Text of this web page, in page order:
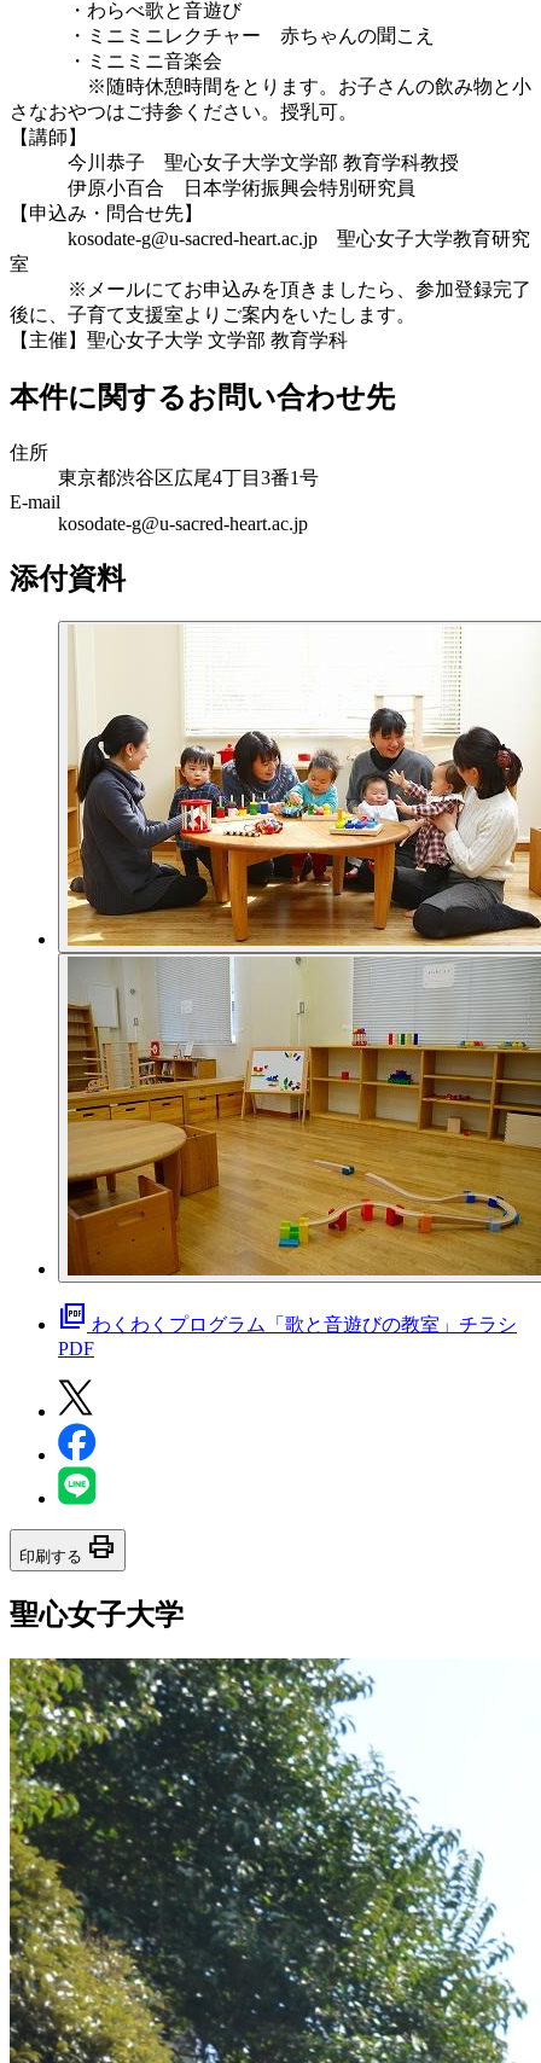
・わらべ歌と音遊び
・ミニミニレクチャー 赤ちゃんの聞こえ
・ミニミニ音楽会
※随時休憩時間をとります。お子さんの飲み物と小
さなおやつはご持参ください。授乳可。
【講師】
今川恭子 聖心女子大学文学部 教育学科教授
伊原小百合 日本学術振興会特別研究員
【申込み・問合せ先】
kosodate-g@u-sacred-heart.ac.jp 聖心女子大学教育研究
室
※メールにてお申込みを頂きましたら、参加登録完了
後に、子育て支援室よりご案内をいたします。
【主催】聖心女子大学 文学部 教育学科
本件に関するお問い合わせ先
住所
東京都渋谷区広尾4丁目3番1号
E-mail
kosodate-g@u-sacred-heart.ac.jp
添付資料
picture_as_pdf わくわくプログラム「歌と音遊びの教室」チラシ
PDF
印刷する print
聖心女子大学